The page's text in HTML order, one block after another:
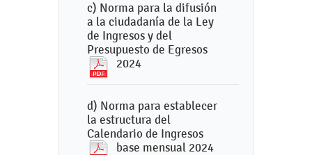
c) Norma para la difusión
a la ciudadanía de la Ley
de Ingresos y del
Presupuesto de Egresos
2024
d) Norma para establecer
la estructura del
Calendario de Ingresos
base mensual 2024